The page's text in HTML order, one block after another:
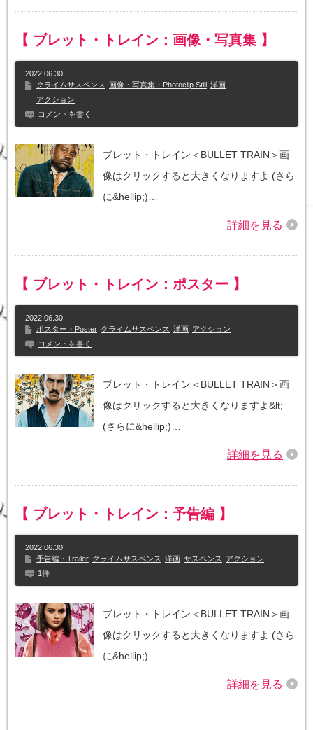
【 ブレット・トレイン：画像・写真集 】
2022.06.30
クライムサスペンス
画像・写真集・Photoclip Still
洋画
アクション
コメントを書く
ブレット・トレイン＜BULLET TRAIN＞画
像はクリックすると大きくなりますよ (さら
に&hellip;)…
詳細を見る
【 ブレット・トレイン：ポスター 】
2022.06.30
ポスター・Poster クライムサスペンス 洋画 アクション
コメントを書く
ブレット・トレイン＜BULLET TRAIN＞画
像はクリックすると大きくなりますよ&lt;
(さらに&hellip;)…
詳細を見る
【 ブレット・トレイン：予告編 】
2022.06.30
予告編・Trailer クライムサスペンス 洋画 サスペンス
アクション
1件
ブレット・トレイン＜BULLET TRAIN＞画
像はクリックすると大きくなりますよ (さら
に&hellip;)…
詳細を見る